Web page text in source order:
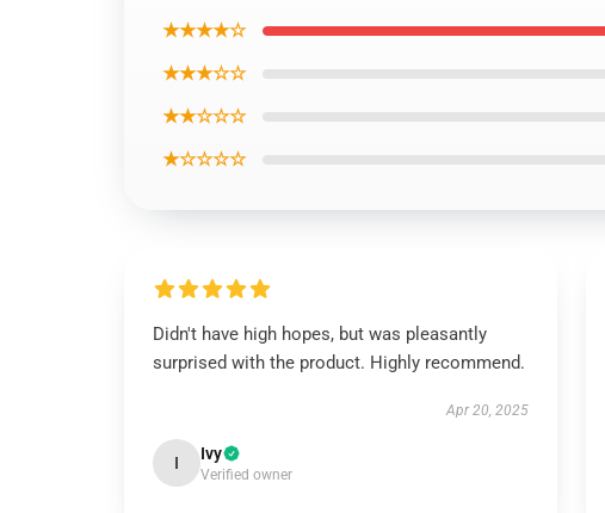
★★★★☆
★★★☆☆
★★☆☆☆
★☆☆☆☆
Didn't have high hopes, but was pleasantly
surprised with the product. Highly recommend.
Apr 20, 2025
I Ivy
Verified owner